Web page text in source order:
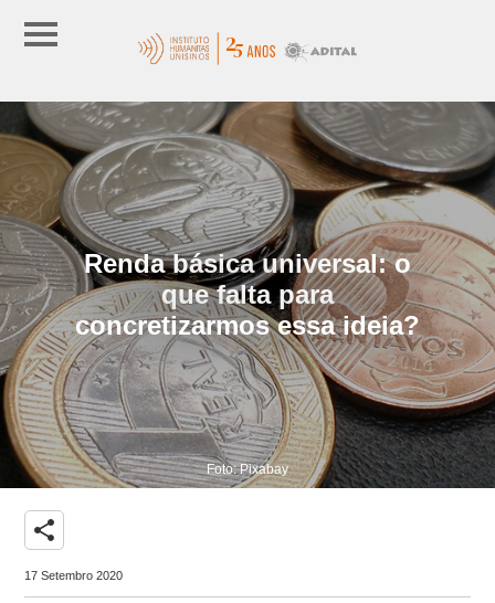
Renda básica universal: o
que falta para
concretizarmos essa ideia?
Foto: Pixabay
share
17 Setembro 2020